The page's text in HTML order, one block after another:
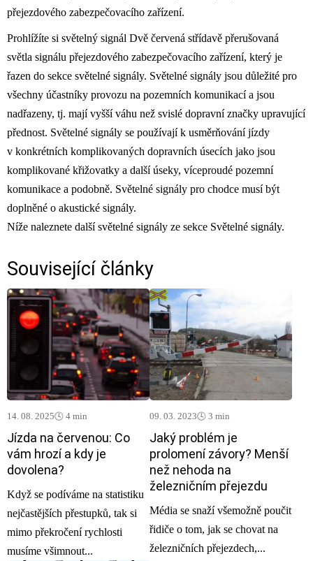
přejezdového zabezpečovacího zařízení.
Prohlížíte si světelný signál Dvě červená střídavě přerušovaná
světla signálu přejezdového zabezpečovacího zařízení, který je
řazen do sekce světelné signály. Světelné signály jsou důležité pro
všechny účastníky provozu na pozemních komunikací a jsou
nadřazeny, tj. mají vyšší váhu než svislé dopravní značky upravující
přednost. Světelné signály se používají k usměrňování jízdy
v konkrétních komplikovaných dopravních úsecích jako jsou
komplikované křižovatky a další úseky, víceproudé pozemní
komunikace a podobně. Světelné signály pro chodce musí být
doplněné o akustické signály.
Níže naleznete další světelné signály ze sekce Světelné signály.
Související články
14. 08. 2025🕓 4 min
Jízda na červenou: Co
vám hrozí a kdy je
dovolena?
Když se podíváme na statistiku
nejčastějších přestupků, tak si
mimo překročení rychlosti
musíme všimnout...
09. 03. 2023🕓 3 min
Jaký problém je
prolomení závory? Menší
než nehoda na
železničním přejezdu
Média se snaží všemožně poučit
řidiče o tom, jak se chovat na
železničních přejezdech,...